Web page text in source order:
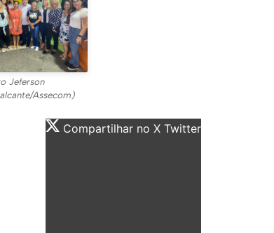
Jeferson
Assecom)
Compartilhar no X Twitter